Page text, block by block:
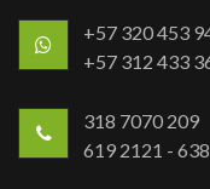
+57 320 453
+57 312 433
318 7070 209
619 2121 -